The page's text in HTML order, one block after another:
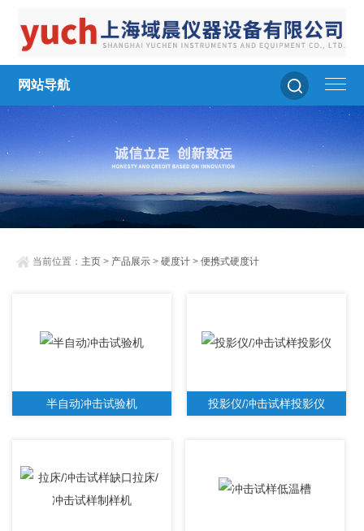
网站导航
当前位置： 主页 > 产品展示 >硬度计 >便携式硬度计
半自动冲击试验机 投影仪/冲击试样投影仪